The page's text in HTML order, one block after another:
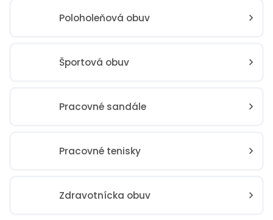
Poloholeňová obuv
Športová obuv
Pracovné sandále
Pracovné tenisky
Zdravotnícka obuv